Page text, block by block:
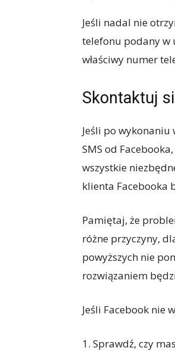
Jeśli nadal nie
telefonu podany w
właściwy numer
Skontaktuj
Jeśli po
SMS od
wszystkie
klienta Facebooka
Pamiętaj, że
różne przyczyny,
powyższych nie
rozwiązaniem
Jeśli Facebook nie
1. Sprawdź, czy